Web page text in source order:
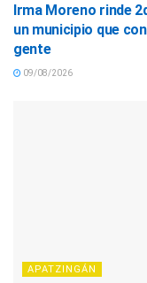
Irma Moreno rinde
un municipio que
gente
09/08/2026
APATZINGÁN